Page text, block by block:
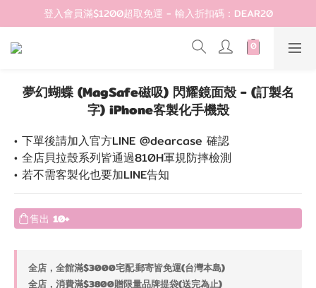
登入會員滿$1200超取免運 - 輸入折扣碼：DEAR20
登入會員滿$1200超取免運 - 輸入折扣碼：DEAR20
歡迎首購!滿1000全館95折! 新客領卷去~
夢幻蝴蝶 (MagSafe磁吸) 閃耀鏡面殼 - (訂製名
字) iPhone客製化手機殼
• 下單後請加入官方LINE @dearcase 確認
• 全店貝拉殼系列皆通過810H軍規防摔檢測
• 若不需客製化也要加LINE告知
售出 10+
全店，全館滿$3000宅配.郵寄皆免運(台灣本島)
全店，消費滿$3800贈限量品牌提袋(送完為止)